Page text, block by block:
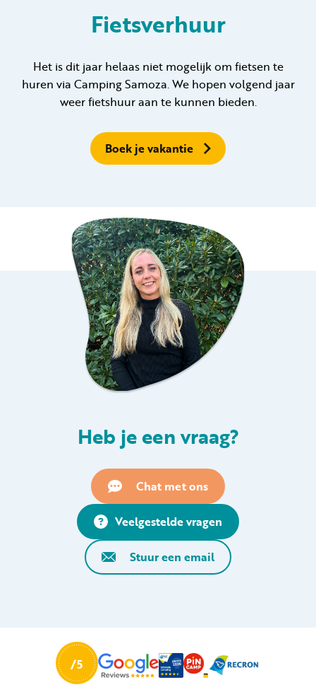
Particulier huren
Gastinformatie
Contact
Werken bij
Mijn Samoza
Fietsverhuur
Het is dit jaar helaas niet mogelijk om fietsen te
huren via Camping Samoza. We hopen volgend jaar
weer fietshuur aan te kunnen bieden.
Boek je vakantie
Heb je een vraag?
Chat met ons
Veelgestelde vragen
Stuur een email